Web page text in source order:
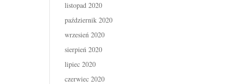
listopad 2020
październik 2020
wrzesień 2020
sierpień 2020
lipiec 2020
czerwiec 2020